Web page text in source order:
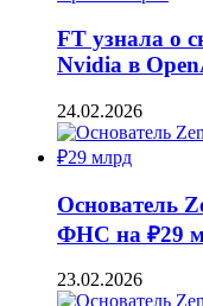
FT узнала о
Nvidia в
24.02.2026
Основатель
ФНС на ₽29
23.02.2026